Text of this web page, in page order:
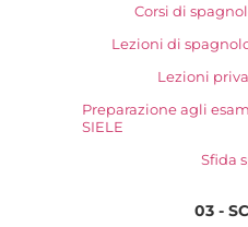
Corsi di
Lezioni di
Lezioni
Preparazione agli
SIELE
Sfida
03 -